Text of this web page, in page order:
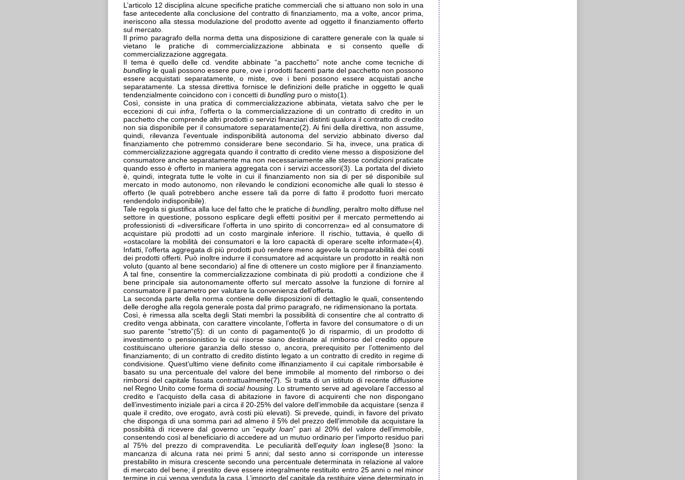
L’articolo 12 disciplina alcune specifiche pratiche commerciali che si attuano non solo in una
fase antecedente alla conclusione del contratto di finanziamento, ma a volte, ancor prima,
ineriscono alla stessa modulazione del prodotto avente ad oggetto il finanziamento offerto
sul mercato.
Il primo paragrafo della norma detta una disposizione di carattere generale con la quale si
vietano le pratiche di commercializzazione abbinata e si consento quelle di
commercializzazione aggregata.
Il tema è quello delle cd. vendite abbinate “a pacchetto” note anche come tecniche di
bundling le quali possono essere pure, ove i prodotti facenti parte del pacchetto non possono
essere acquistati separatamente, o miste, ove i beni possono essere acquistati anche
separatamente. La stessa direttiva fornisce le definizioni delle pratiche in oggetto le quali
tendenzialmente coincidono con i concetti di bundling puro o misto(1).
Così, consiste in una pratica di commercializzazione abbinata, vietata salvo che per le
eccezioni di cui infra , l’offerta o la commercializzazione di un contratto di credito in un
pacchetto che comprende altri prodotti o servizi finanziari distinti qualora il contratto di credito
non sia disponibile per il consumatore separatamente(2). Ai fini della direttiva, non assume,
quindi, rilevanza l’eventuale indisponibilità autonoma del servizio abbinato diverso dal
finanziamento che potremmo considerare bene secondario. Si ha, invece, una pratica di
commercializzazione aggregata quando il contratto di credito viene messo a disposizione del
consumatore anche separatamente ma non necessariamente alle stesse condizioni praticate
quando esso è offerto in maniera aggregata con i servizi accessori(3). La portata del divieto
è, quindi, integrata tutte le volte in cui il finanziamento non sia di per sé disponibile sul
mercato in modo autonomo, non rilevando le condizioni economiche alle quali lo stesso è
offerto (le quali potrebbero anche essere tali da porre di fatto il prodotto fuori mercato
rendendolo indisponibile).
Tale regola si giustifica alla luce del fatto che le pratiche di bundling , peraltro molto diffuse nel
settore in questione, possono esplicare degli effetti positivi per il mercato permettendo ai
professionisti di «diversificare l’offerta in uno spirito di concorrenza» ed al consumatore di
acquistare più prodotti ad un costo marginale inferiore. Il rischio, tuttavia, è quello di
«ostacolare la mobilità dei consumatori e la loro capacità di operare scelte informate»(4).
Infatti, l’offerta aggregata di più prodotti può rendere meno agevole la comparabilità dei costi
dei prodotti offerti. Può inoltre indurre il consumatore ad acquistare un prodotto in realtà non
voluto (quanto al bene secondario) al fine di ottenere un costo migliore per il finanziamento.
A tal fine, consentire la commercializzazione combinata di più prodotti a condizione che il
bene principale sia autonomamente offerto sul mercato assolve la funzione di fornire al
consumatore il parametro per valutare la convenienza dell’offerta.
La seconda parte della norma contiene delle disposizioni di dettaglio le quali, consentendo
delle deroghe alla regola generale posta dal primo paragrafo, ne ridimensionano la portata.
Così, è rimessa alla scelta degli Stati membri la possibilità di consentire che al contratto di
credito venga abbinata, con carattere vincolante, l’offerta in favore del consumatore o di un
suo parente “stretto”(5): di un conto di pagamento(6 )o di risparmio, di un prodotto di
investimento o pensionistico le cui risorse siano destinate al rimborso del credito oppure
costituiscano ulteriore garanzia dello stesso o, ancora, prerequisito per l’ottenimento del
finanziamento; di un contratto di credito distinto legato a un contratto di credito in regime di
condivisione. Quest’ultimo viene definito come ilfinanziamento il cui capitale rimborsabile è
basato su una percentuale del valore del bene immobile al momento del rimborso o dei
rimborsi del capitale fissata contrattualmente(7). Si tratta di un istituto di recente diffusione
nel Regno Unito come forma disocial housing. Lo strumento serve ad agevolare l’accesso al
credito e l’acquisto della casa di abitazione in favore di acquirenti che non dispongano
dell’investimento iniziale pari a circa il 20-25% del valore dell’immobile da acquistare (senza il
quale il credito, ove erogato, avrà costi più elevati). Si prevede, quindi, in favore del privato
che disponga di una somma pari ad almeno il 5% del prezzo dell’immobile da acquistare la
possibilità di ricevere dal governo un “equity loan” pari al 20% del valore dell’immobile,
consentendo così al beneficiario di accedere ad un mutuo ordinario per l’importo residuo pari
al 75% del prezzo di compravendita. Le peculiarità dell’equity loan inglese(8 )sono: la
mancanza di alcuna rata nei primi 5 anni; dal sesto anno si corrisponde un interesse
prestabilito in misura crescente secondo una percentuale determinata in relazione al valore
di mercato del bene; il prestito deve essere integralmente restituito entro 25 anni o nel minor
termine in cui venga venduta la casa. L’importo del capitale da restituire viene determinato in